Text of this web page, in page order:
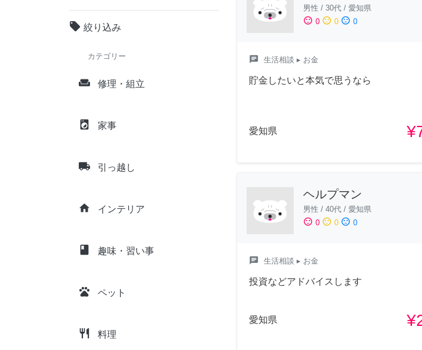
local_offer 絞り込み
カテゴリー
weekend 修理・組立
local_laundry_service 家事
local_shipping 引っ越し
home インテリア
class 趣味・習い事
pets ペット
restaurant 料理
男性 / 30代 / 愛知県
sentiment_satisfied 0 sentiment_neutral 0 sentiment_dissatisfied 0
chat 生活相談 ▸ お金
貯金したいと本気で思うなら
愛知県
ヘルプマン
男性 / 40代 / 愛知県
sentiment_satisfied 0 sentiment_neutral 0 sentiment_dissatisfied 0
chat 生活相談 ▸ お金
投資などアドバイスします
愛知県